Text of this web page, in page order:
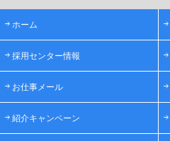
ホーム
採用センター情報
お仕事メール
紹介キャンペーン